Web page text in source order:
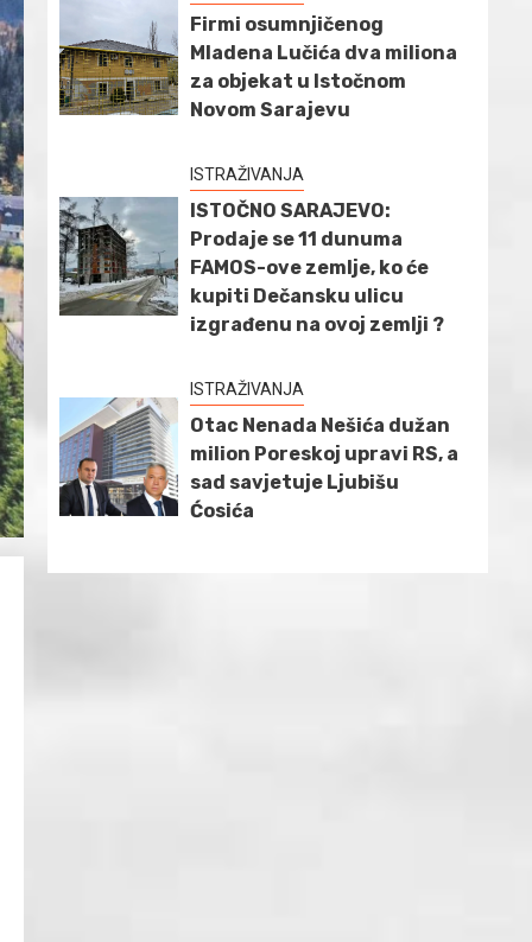
Firmi osumnjičenog
Mladena Lučića dva miliona
za objekat u Istočnom
Novom Sarajevu
ISTRAŽIVANJA
ISTOČNO SARAJEVO:
Prodaje se 11 dunuma
FAMOS-ove zemlje, ko će
kupiti Dečansku ulicu
izgrađenu na ovoj zemlji ?
ISTRAŽIVANJA
Otac Nenada Nešića dužan
milion Poreskoj upravi RS, a
sad savjetuje Ljubišu
Ćosića